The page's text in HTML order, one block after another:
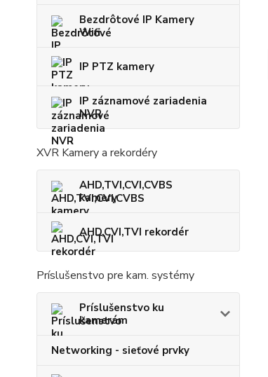
Bezdrôtové IP Kamery
Wifi
IP PTZ kamery
IP záznamové zariadenia
NVR
XVR Kamery a rekordéry
AHD,TVI,CVI,CVBS
kamery
AHD,CVI,TVI rekordér
Príslušenstvo pre kam. systémy
Príslušenstvo ku
kamerám
Networking - sieťové prvky
i
spoločnosť!!
Overený zákazník